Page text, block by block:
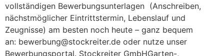
vollständigen Bewerbungsunterlagen (Anschreiben,
nächstmöglicher Eintrittstermin, Lebenslauf und
Zeugnisse) am besten noch heute – ganz bequem
an: bewerbung@stockreiter.de oder nutze unser
Bewerbungsportal. Stockreiter GmbHGarten-,